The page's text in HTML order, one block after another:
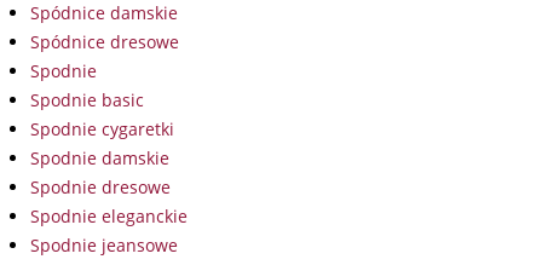
Spódnice damskie
Spódnice dresowe
Spodnie
Spodnie basic
Spodnie cygaretki
Spodnie damskie
Spodnie dresowe
Spodnie eleganckie
Spodnie jeansowe